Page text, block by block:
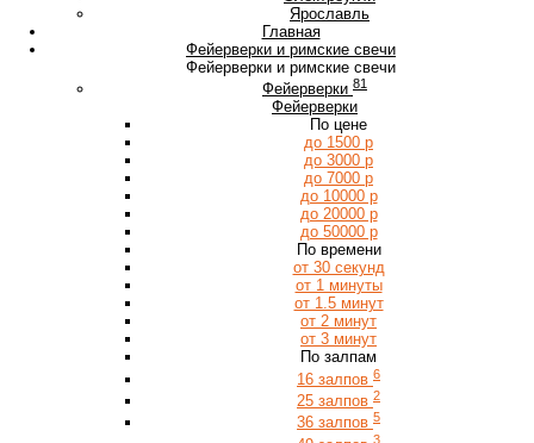
Ярославль
Главная
Фейерверки и римские свечи
Фейерверки и римские свечи
Фейерверки 81
Фейерверки
По цене
до 1500 р
до 3000 р
до 7000 р
до 10000 р
до 20000 р
до 50000 р
По времени
от 30 секунд
от 1 минуты
от 1.5 минут
от 2 минут
от 3 минут
По залпам
16 залпов 6
25 залпов 2
36 залпов 5
3